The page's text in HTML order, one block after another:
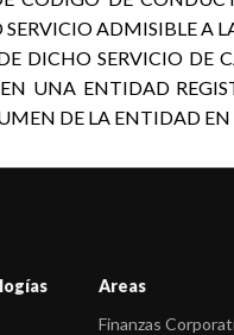
ADMISIBLE A
DICHO SERVICIO DE
UNA ENTIDAD
DE LA ENTIDAD EN
Areas
Finanzas